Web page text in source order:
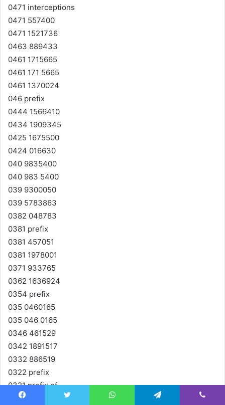
0471 interceptions
0471 557400
0471 1521736
0463 889433
0461 1715665
0461 171 5665
0461 1370024
046 prefix
0444 1566410
0434 1909345
0425 1675500
0424 016630
040 9835400
040 983 5400
039 9300050
039 5783863
0382 048783
0381 prefix
0381 457051
0381 1978001
0371 933765
0362 1636924
0354 prefix
035 0460165
035 046 0165
0346 461529
0342 1891517
0332 886519
0322 prefix
0321 prefix of
0321 085150